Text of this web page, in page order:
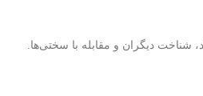
شناخت دیگران و مقابله با سختی‌ها.